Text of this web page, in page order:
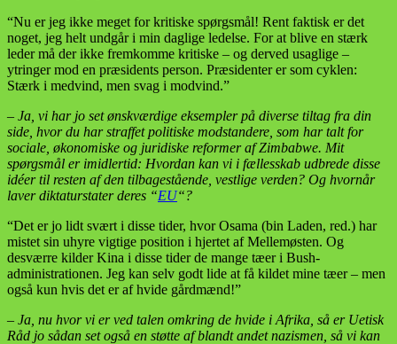
“Nu er jeg ikke meget for kritiske spørgsmål! Rent faktisk er det
noget, jeg helt undgår i min daglige ledelse. For at blive en stærk
leder må der ikke fremkomme kritiske – og derved usaglige –
ytringer mod en præsidents person. Præsidenter er som cyklen:
Stærk i medvind, men svag i modvind.”
– Ja, vi har jo set ønskværdige eksempler på diverse tiltag fra din
side, hvor du har straffet politiske modstandere, som har talt for
sociale, økonomiske og juridiske reformer af Zimbabwe. Mit
spørgsmål er imidlertid: Hvordan kan vi i fællesskab udbrede disse
idéer til resten af den tilbagestående, vestlige verden? Og hvornår
laver diktaturstater deres “EU“?
“Det er jo lidt svært i disse tider, hvor Osama (bin Laden, red.) har
mistet sin uhyre vigtige position i hjertet af Mellemøsten. Og
desværre kilder Kina i disse tider de mange tæer i Bush-
administrationen. Jeg kan selv godt lide at få kildet mine tæer – men
også kun hvis det er af hvide gårdmænd!”
– Ja, nu hvor vi er ved talen omkring de hvide i Afrika, så er Uetisk
Råd jo sådan set også en støtte af blandt andet nazismen, så vi kan